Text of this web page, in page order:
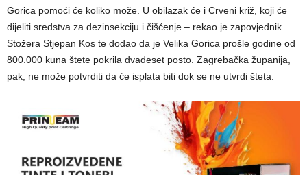
Gorica pomoći će koliko može. U obilazak će i Crveni križ, koji će
dijeliti sredstva za dezinsekciju i čišćenje – rekao je zapovjednik
Stožera Stjepan Kos te dodao da je Velika Gorica prošle godine od
800.000 kuna štete pokrila dvadeset posto. Zagrebačka županija,
pak, ne može potvrditi da će isplata biti dok se ne utvrdi šteta.